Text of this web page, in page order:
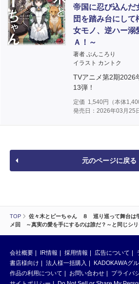
TOP
佐々木とピーちゃん ８ 巡り巡って舞台は
メ回 ～真実の愛を手にするのは誰だ？～と同じシ
帝国に忍び込んだ
団を踏み台にし
女モノ、逆ハー溺
Ａ！～
著者 ぶんころり
イラスト カントク
TVアニメ第2期2026
13弾！
定価 1,540円（本体
発売日：2026年03月25
元のページに戻る
会社概要 IR情報 採用情報 広告について
書店様向け
法人様一括購入
KADOKAWAグ
作品の利用について
お問い合わせ
プライバ